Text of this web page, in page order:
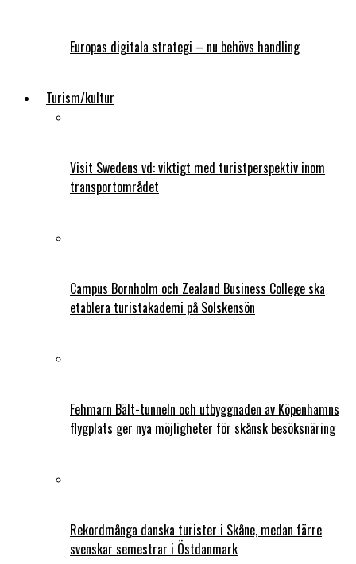
Europas digitala strategi – nu behövs handling
Turism/kultur
Visit Swedens vd: viktigt med turistperspektiv inom
transportområdet
Campus Bornholm och Zealand Business College ska
etablera turistakademi på Solskensön
Fehmarn Bält-tunneln och utbyggnaden av Köpenhamns
flygplats ger nya möjligheter för skånsk besöksnäring
Rekordmånga danska turister i Skåne, medan färre
svenskar semestrar i Östdanmark